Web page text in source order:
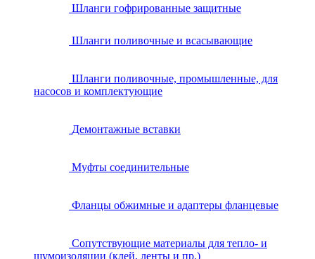
Шланги гофрированные защитные
Шланги поливочные и всасывающие
Шланги поливочные, промышленные, для
насосов и комплектующие
Демонтажные вставки
Муфты соединительные
Фланцы обжимные и адаптеры фланцевые
Сопутствующие материалы для тепло- и
шумоизоляции (клей, ленты и пр.)